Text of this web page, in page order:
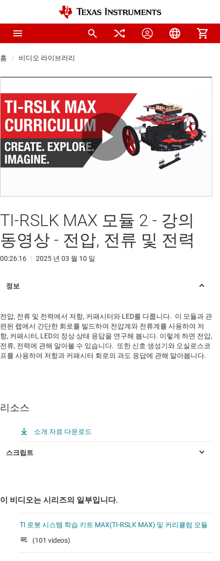
홈 비디오 라이브러리
Play
Video
TI-RSLK MAX 모듈 2 - 강의
동영상 - 전압, 전류 및 전력
00:26:16 | 2025 년 03 월 10 일
전압, 전류 및 전력에서 저항, 커패시터와 LED를 다룹니다. 이 모듈과 관
련된 랩에서 간단한 회로를 빌드하여 전압계와 전류계를 사용하여 저
항, 커패시터, LED의 정상 상태 응답을 연구해 봅니다. 이렇게 하면 전압,
전류, 전력에 관해 알아볼 수 있습니다. 또한 신호 생성기와 오실로스코
프를 사용하여 저항과 커패시터 회로의 과도 응답에 관해 알아봅니다.
리소스
소개 자료 다운로드
이 비디오는 시리즈의 일부입니다.
TI 로봇 시스템 학습 키트 MAX(TI-RSLK MAX) 및 커리큘럼 모듈
(101 videos)